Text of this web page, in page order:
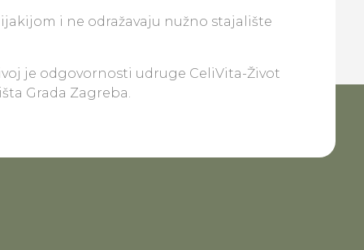
i ne odražavaju nužno stajalište
je odgovornosti udruge CeliVita-Život
Grada Zagreba.